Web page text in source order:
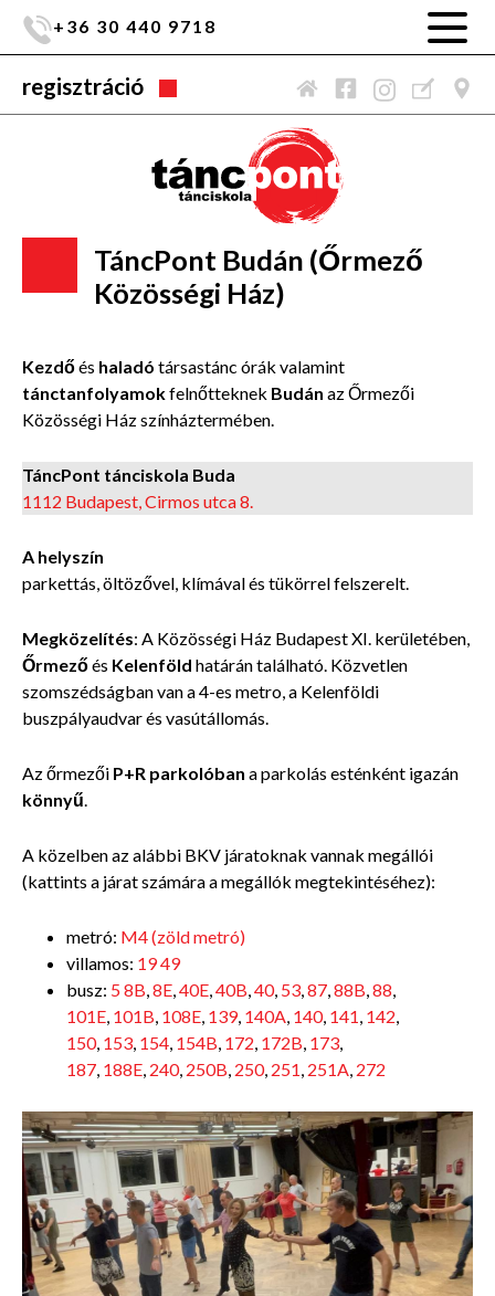
+36 30 440 9718
regisztráció
TáncPont Budán (Őrmező
Közösségi Ház)
Kezdőés haladó társastánc órák valamint
tánctanfolyamokfelnőtteknek Budán az Őrmezői
Közösségi Ház színháztermében.
TáncPont tánciskola Buda
1112 Budapest, Cirmos utca 8.
A helyszín
parkettás, öltözővel, klímával és tükörrel felszerelt.
Megközelítés: A Közösségi Ház Budapest XI. kerületében,
Őrmezőés Kelenföld határántalálható. Közvetlen
szomszédságban van a 4-es metro, a Kelenföldi
buszpályaudvar és vasútállomás.
Az őrmezői P+R parkolóban a parkolás esténként igazán
könnyű.
A közelben az alábbi BKV járatoknak vannak megállói
(kattints a járat számára a megállók megtekintéséhez):
metró: M4 (zöld metró)
villamos: 1949
busz: 58B,8E,40E,40B,40, 53,87,88B,88,
101E, 101B, 108E, 139, 140A, 140, 141, 142,
150, 153, 154, 154B, 172, 172B, 173,
187, 188E, 240, 250B, 250, 251, 251A, 272